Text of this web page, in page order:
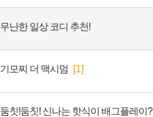
무난한 일상 코디 추천!
기모찌 더 맥시멈 [1]
둠칫!둠칫! 신나는 핫식이 배그플레이?